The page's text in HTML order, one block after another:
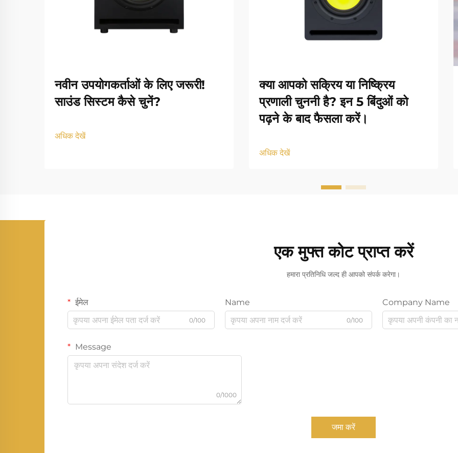
नवीन उपयोगकर्ताओं के लिए जरूरी!
साउंड सिस्टम कैसे चुनें?
अधिक देखें
क्या आपको सक्रिय या निष्क्रिय
प्रणाली चुननी है? इन 5 बिंदुओं को
पढ़ने के बाद फैसला करें।
अधिक देखें
एक मुफ्त कोट प्राप्त करें
हमारा प्रतिनिधि जल्द ही आपको संपर्क करेगा।
ईमेल
0/100
Name
0/100
Company Name
Message
0/1000
जमा करें